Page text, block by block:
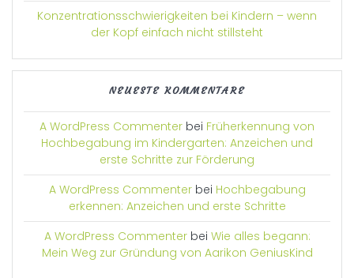
Konzentrationsschwierigkeiten bei Kindern – wenn
der Kopf einfach nicht stillsteht
NEUESTE KOMMENTARE
A WordPress Commenter bei Früherkennung von
Hochbegabung im Kindergarten: Anzeichen und
erste Schritte zur Förderung
A WordPress Commenterbei Hochbegabung
erkennen: Anzeichen und erste Schritte
A WordPress Commenterbei Wie alles begann:
Mein Weg zur Gründung von Aarikon GeniusKind